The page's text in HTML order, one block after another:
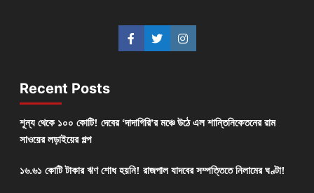
Recent Posts
শূন্য থেকে ১০০ কোটি! দেবের ‘দাদাগিরি’র মঞ্চে উঠে এল শান্তিনিকেতনের রাম
সাওয়ের লড়াইয়ের গল্প
১৬.৬১ কোটি টাকার ঋণ শোধ হয়নি! রাজপাল যাদবের সম্পত্তিতে নিলামের ঘণ্টা!